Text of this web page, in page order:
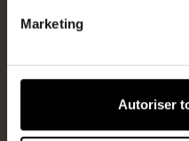
Marketing
Autoriser
Maison
Ref
3437-RON